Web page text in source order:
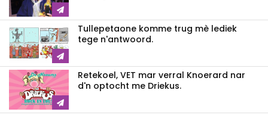
Tullepetaone komme trug mè lediek
tege n'antwoord.
Retekoel, VET mar verral Knoerard nar
d'n optocht me Driekus.